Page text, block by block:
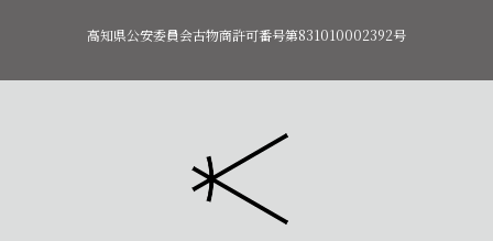
高知県公安委員会古物商許可番号第831010002392号